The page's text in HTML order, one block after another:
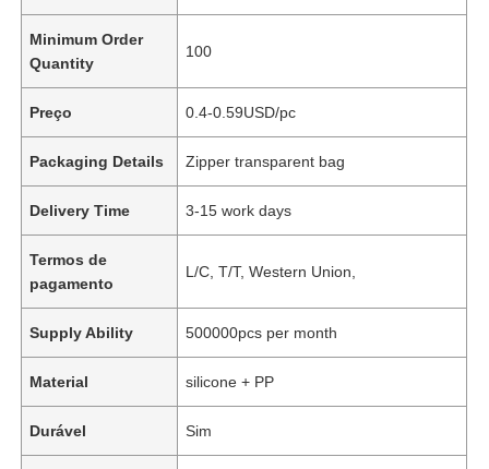
Minimum Order
Quantity
100
Preço 0.4-0.59USD/pc
Packaging Details Zipper transparent bag
Delivery Time 3-15 work days
Termos de
pagamento
L/C, T/T, Western Union,
Supply Ability 500000pcs per month
Material silicone + PP
Durável Sim